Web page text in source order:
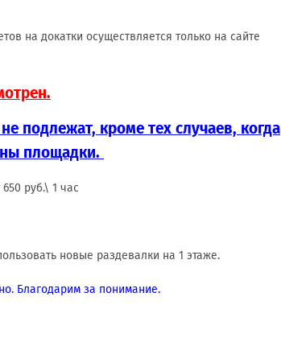
на докатки осуществляется только на сайте
подлежат, кроме тех случаев, когда
площадки.
руб.\ 1 час
новые раздевалки на 1 этаже.
Благодарим за понимание.